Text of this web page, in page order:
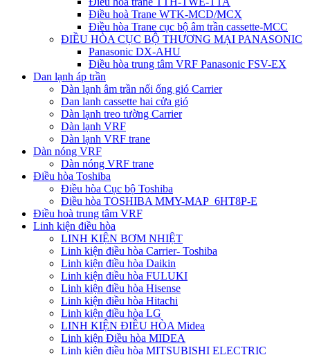
Điều hoà Trane WTK-MCD/MCX
Điều hòa Trane cục bộ âm trần cassette-MCC
ĐIỀU HÒA CỤC BỘ THƯƠNG MẠI PANASONIC
Panasonic DX-AHU
Điều hòa trung tâm VRF Panasonic FSV-EX
Dan lạnh áp trần
Dàn lạnh âm trần nối ống gió Carrier
Dan lanh cassette hai cửa gió
Dàn lạnh treo tường Carrier
Dàn lạnh VRF
Dàn lạnh VRF trane
Dàn nóng VRF
Dàn nóng VRF trane
Điều hòa Toshiba
Điều hòa Cục bộ Toshiba
Điều hòa TOSHIBA MMY-MAP_6HT8P-E
Điều hoà trung tâm VRF
Linh kiện điều hòa
LINH KIỆN BƠM NHIỆT
Linh kiện điều hòa Carrier- Toshiba
Linh kiện điều hòa Daikin
Linh kiện điều hòa FULUKI
Linh kiện điều hòa Hisense
Linh kiện điều hòa Hitachi
Linh kiện điều hòa LG
LINH KIỆN ĐIỀU HÒA Midea
Linh kiện Điều hòa MIDEA
Linh kiện điều hòa MITSUBISHI ELECTRIC